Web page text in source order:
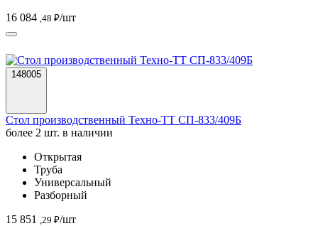
16 084 ,48 ₽/шт
148005
Стол производственный Техно-ТТ СП-833/409Б
более 2 шт. в наличии
Открытая
Труба
Универсальный
Разборный
15 851
,29 ₽/шт